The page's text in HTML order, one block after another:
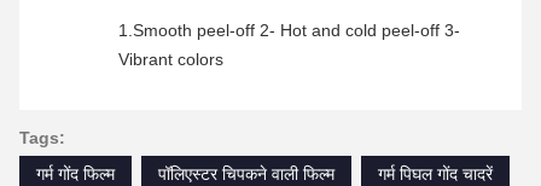
1.Smooth peel-off 2- Hot and cold peel-off 3-
Vibrant colors
Tags:
गर्म गोंद फिल्म
पॉलिएस्टर चिपकने वाली फिल्म गर्म पिघल गोंद चादरें